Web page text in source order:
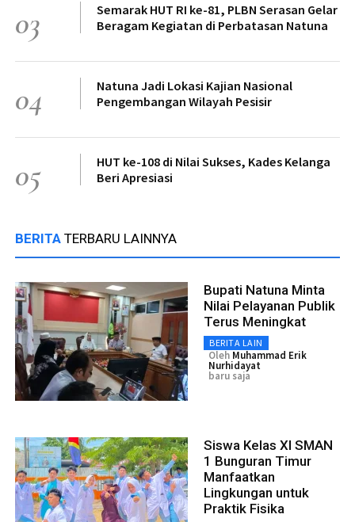
03
Semarak HUT RI ke-81, PLBN Serasan Gelar
Beragam Kegiatan di Perbatasan Natuna
04
Natuna Jadi Lokasi Kajian Nasional
Pengembangan Wilayah Pesisir
05
HUT ke-108 di Nilai Sukses, Kades Kelanga
Beri Apresiasi
BERITA TERBARU LAINNYA
Bupati Natuna Minta
Nilai Pelayanan Publik
Terus Meningkat
BERITA LAIN
Oleh Muhammad Erik
Nurhidayat
baru saja
Siswa Kelas XI SMAN
1 Bunguran Timur
Manfaatkan
Lingkungan untuk
Praktik Fisika